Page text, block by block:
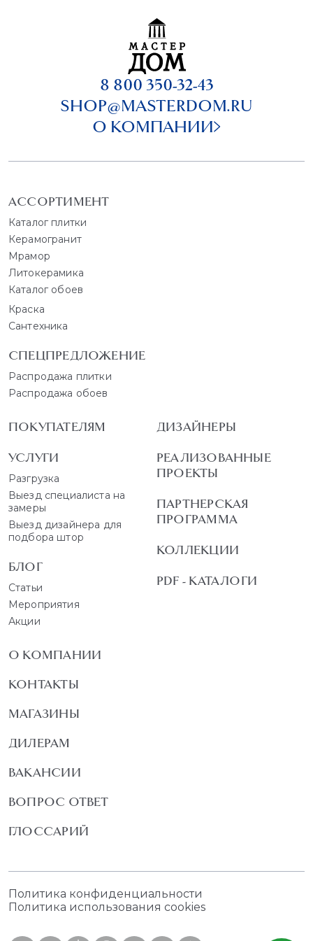
8 800 350-32-43
SHOP@MASTERDOM.RU
О КОМПАНИИ
АССОРТИМЕНТ
Каталог плитки
Керамогранит
Мрамор
Литокерамика
Каталог обоев
Краска
Сантехника
СПЕЦПРЕДЛОЖЕНИЕ
Распродажа плитки
Распродажа обоев
ПОКУПАТЕЛЯМ
УСЛУГИ
Разгрузка
Выезд специалиста на
замеры
Выезд дизайнера для
подбора штор
БЛОГ
Статьи
Мероприятия
Акции
ДИЗАЙНЕРЫ
РЕАЛИЗОВАННЫЕ
ПРОЕКТЫ
ПАРТНЕРСКАЯ
ПРОГРАММА
КОЛЛЕКЦИИ
PDF - КАТАЛОГИ
О КОМПАНИИ
КОНТАКТЫ
МАГАЗИНЫ
ДИЛЕРАМ
ВАКАНСИИ
ВОПРОС ОТВЕТ
ГЛОССАРИЙ
Политика конфиденциальности
Политика использования cookies